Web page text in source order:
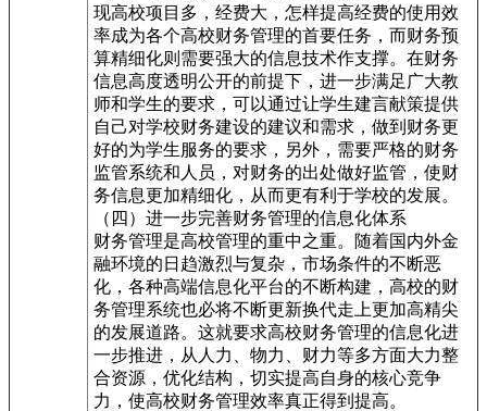
现高校项目多，经费大，怎样提高经费的使用效
率成为各个高校财务管理的首要任务，而财务预
算精细化则需要强大的信息技术作支撑。在财务
信息高度透明公开的前提下，进一步满足广大教
师和学生的要求，可以通过让学生建言献策提供
自己对学校财务建设的建议和需求，做到财务更
好的为学生服务的要求，另外，需要严格的财务
监管系统和人员，对财务的出处做好监管，使财
务信息更加精细化，从而更有利于学校的发展。
（四）进一步完善财务管理的信息化体系
财务管理是高校管理的重中之重。随着国内外金
融环境的日趋激烈与复杂，市场条件的不断恶
化，各种高端信息化平台的不断构建，高校的财
务管理系统也必将不断更新换代走上更加高精尖
的发展道路。这就要求高校财务管理的信息化进
一步推进，从人力、物力、财力等多方面大力整
合资源，优化结构，切实提高自身的核心竞争
力，使高校财务管理效率真正得到提高。